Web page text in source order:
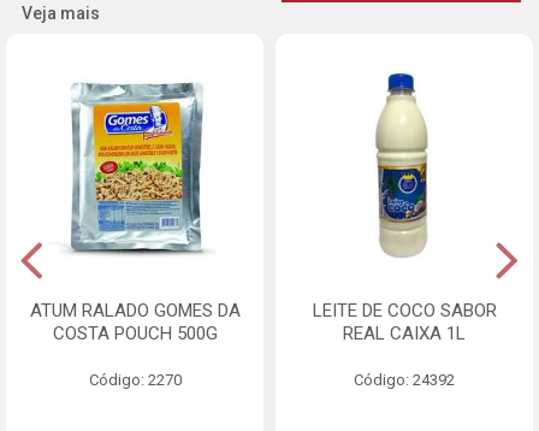
Veja mais
ATUM RALADO GOMES DA
COSTA POUCH 500G
Código: 2270
LEITE DE COCO SABOR
REAL CAIXA 1L
Código: 24392